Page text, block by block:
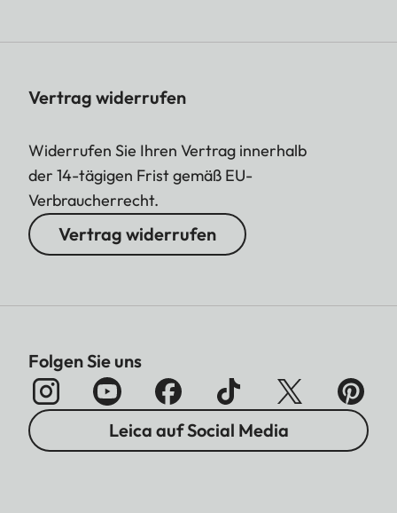
Vertrag widerrufen
Widerrufen Sie Ihren Vertrag innerhalb
der 14-tägigen Frist gemäß EU-
Verbraucherrecht.
Vertrag widerrufen
Folgen Sie uns
Leica auf Social Media